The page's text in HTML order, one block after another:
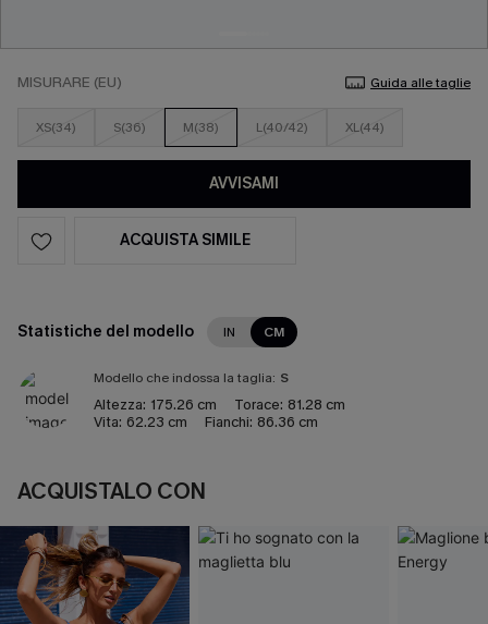
MISURARE (EU) Guida alle taglie
XS(34) S(36) M(38) L(40/42) XL(44)
AVVISAMI
ACQUISTA SIMILE
Statistiche del modello IN CM
Modello che indossa la taglia: S
Altezza: 175.26 cm Torace: 81.28 cm
Vita: 62.23 cm Fianchi: 86.36 cm
ACQUISTALO CON